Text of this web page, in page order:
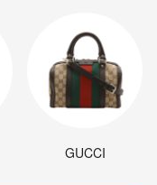
GUCCI